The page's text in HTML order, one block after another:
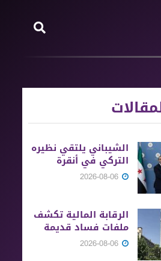
الشيباني يلتقي نظيره
التركي في أنقرة
الرقابة المالية تكشف
ملفات فساد قديمة